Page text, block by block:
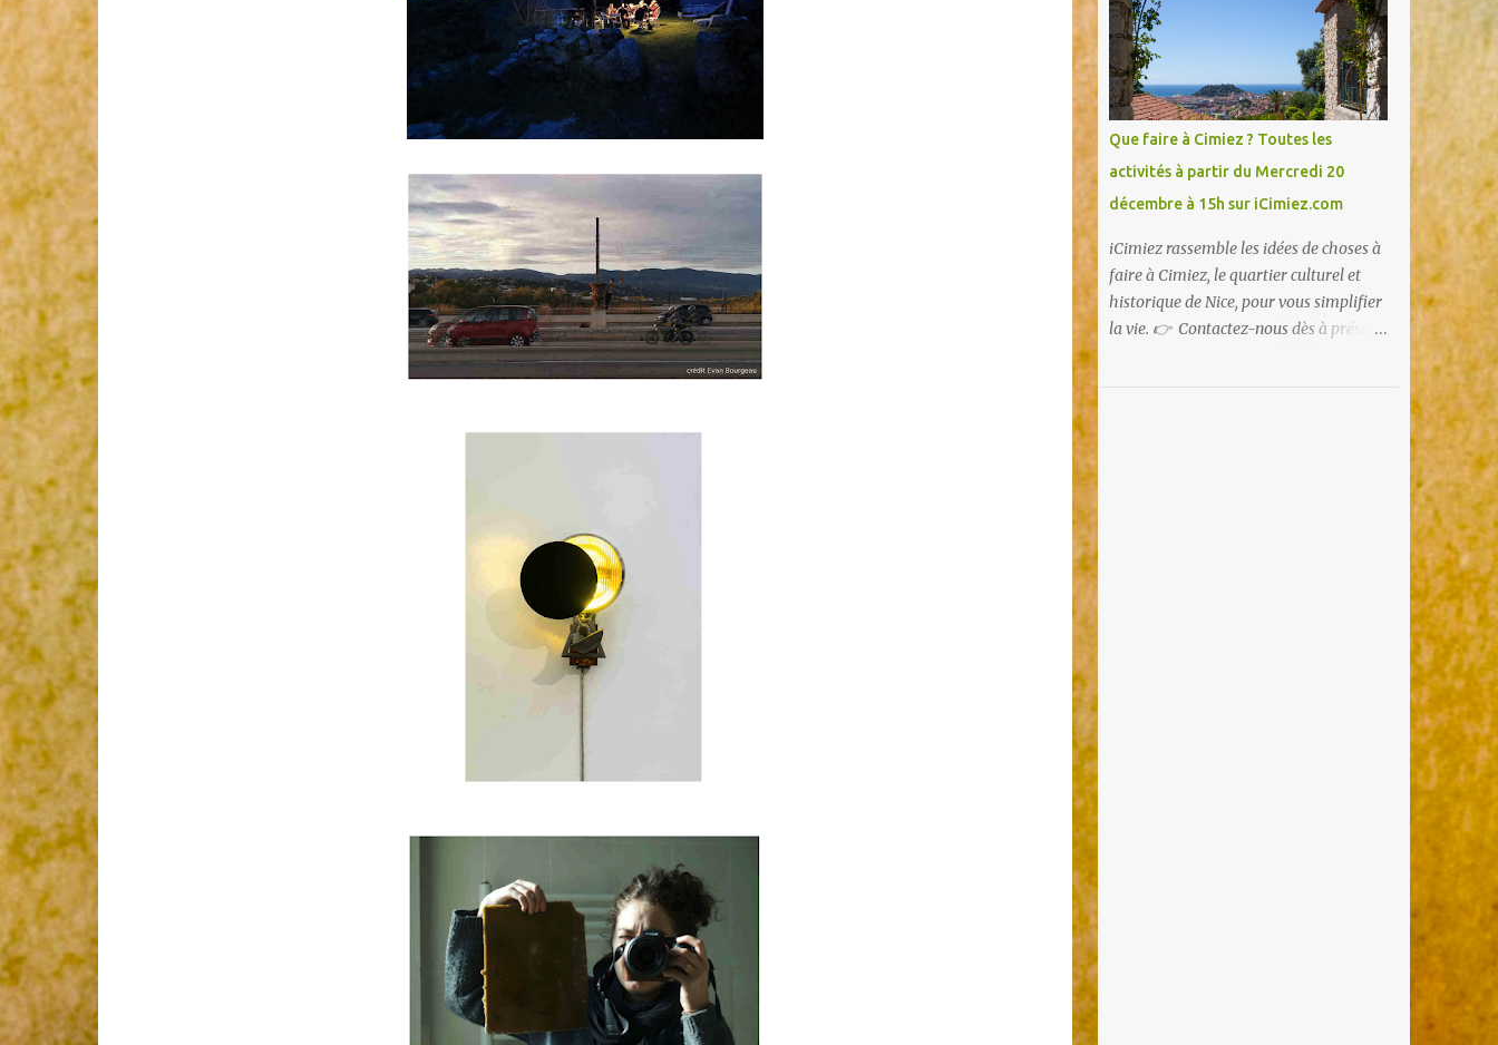
Que faire à Cimiez ? Toutes les
activités à partir du Mercredi 20
décembre à 15h sur iCimiez.com
iCimiez rassemble les idées de choses à
faire à Cimiez, le quartier culturel et
historique de Nice, pour vous simplifier
la vie. 👉 Contactez-nous dès à présent